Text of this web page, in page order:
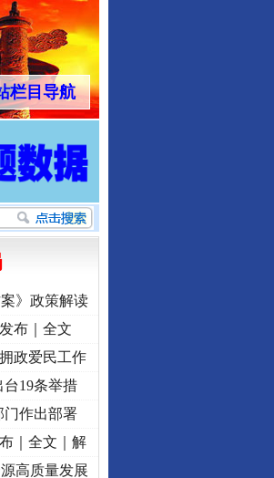
栏目导航
》政策解读
布｜全文
政爱民工作
19条举措
门作出部署
｜全文｜解
高质量发展